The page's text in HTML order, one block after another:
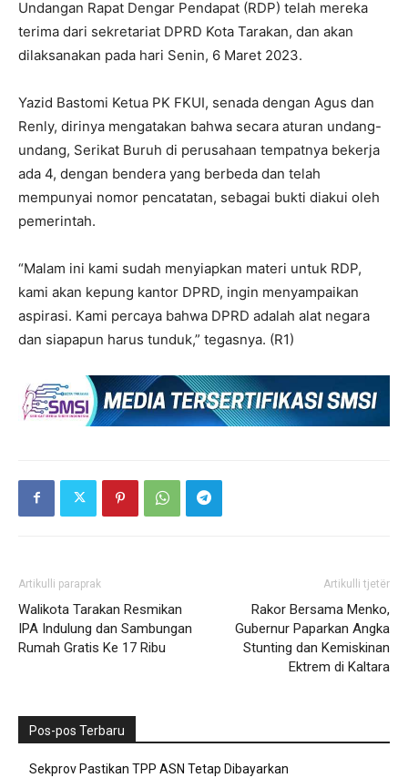
Undangan Rapat Dengar Pendapat (RDP) telah mereka
terima dari sekretariat DPRD Kota Tarakan, dan akan
dilaksanakan pada hari Senin, 6 Maret 2023.
Yazid Bastomi Ketua PK FKUI, senada dengan Agus dan
Renly, dirinya mengatakan bahwa secara aturan undang-
undang, Serikat Buruh di perusahaan tempatnya bekerja
ada 4, dengan bendera yang berbeda dan telah
mempunyai nomor pencatatan, sebagai bukti diakui oleh
pemerintah.
“Malam ini kami sudah menyiapkan materi untuk RDP,
kami akan kepung kantor DPRD, ingin menyampaikan
aspirasi. Kami percaya bahwa DPRD adalah alat negara
dan siapapun harus tunduk,” tegasnya. (R1)
Artikulli paraprak
Walikota Tarakan Resmikan
IPA Indulung dan Sambungan
Rumah Gratis Ke 17 Ribu
Artikulli tjetër
Rakor Bersama Menko,
Gubernur Paparkan Angka
Stunting dan Kemiskinan
Ektrem di Kaltara
Pos-pos Terbaru
Sekprov Pastikan TPP ASN Tetap Dibayarkan